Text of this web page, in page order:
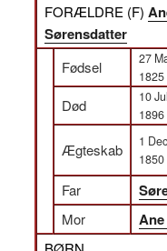
FORÆLDRE (F)
Sørensdatter
Fødsel
27
1825
Død
10 Jul
1896
Ægteskab
1 Dec
1850
Far
Mor